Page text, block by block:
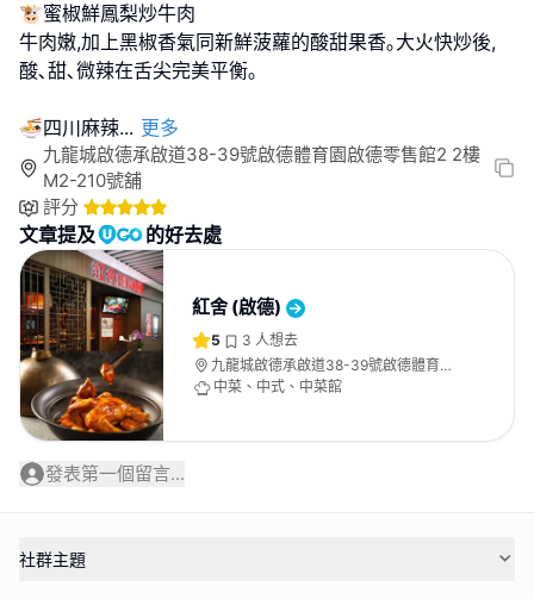
🐮蜜椒鮮鳳梨炒牛肉
牛肉嫩,加上黑椒香氣同新鮮菠蘿的酸甜果香｡大火快炒後,
酸､甜､微辣在舌尖完美平衡｡
🍜四川麻辣... 更多
九龍城啟德承啟道38-39號啟德體育園啟德零售館2 2樓
M2-210號舖
評分
文章提及 的好去處
紅舍 (啟德)
5 3 人想去
九龍城啟德承啟道38-39號啟德體育園
啟德零售館2 2樓M2-210號舖
中菜、中式、中菜館
發表第一個留言...
社群主題